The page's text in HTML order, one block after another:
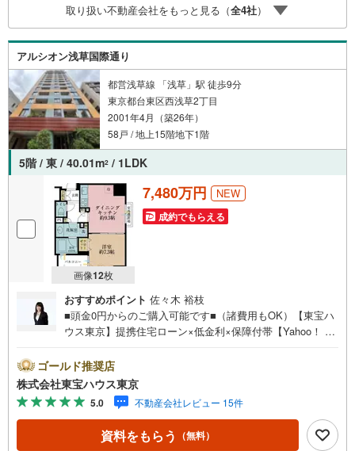
取り扱い不動産会社をもっと見る（全4社）
アルシオン浅草国際通り
都営浅草線 「浅草」駅 徒歩9分
東京都台東区西浅草2丁目
2001年4月（築26年）
58戸 / 地上15階地下1階
5階 / 東 / 40.01m2 / 1LDK
画像12枚
7,480万円 NEW
成約でもらえる
おすすめポイント 佐々木 裕枝
■頭金0円からのご購入可能です■（諸費用もOK）【東宝ハ
ウス東京】提携住宅ローン×低金利×保障付帯【Yahoo！ 不
ayボーナスライトがもらえる「Yahoo！ 不動産 物件ご成約
キャンペーン」の対象になります。「資料をもらう」「見
学予約をする」ボタンからお問い合わせください。※必ずY
ahoo！ JAPAN IDでログインしてください。※PayPayボー
ナスライトは出金と譲渡はできません。ご案内・詳細な資
料のご請求はお気軽にどうぞ♪お電話でのお問い合わせも
ゴールド推奨店
株式会社東宝ハウス東京
5.0 不動産会社レビュー 15件
資料をもらう （無料）